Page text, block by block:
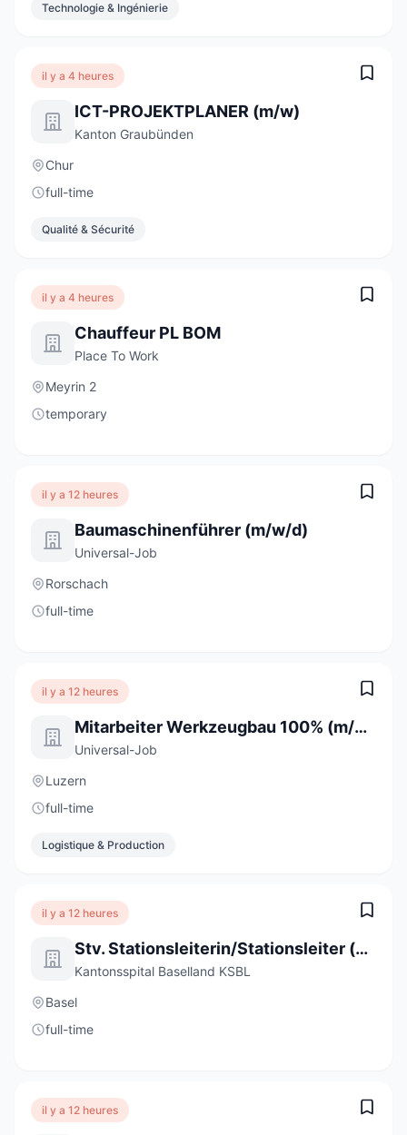
Technologie & Ingénierie
il y a 4 heures
ICT-PROJEKTPLANER (m/w)
Kanton Graubünden
Chur
full-time
Qualité & Sécurité
il y a 4 heures
Chauffeur PL BOM
Place To Work
Meyrin 2
temporary
il y a 12 heures
Baumaschinenführer (m/w/d)
Universal-Job
Rorschach
full-time
il y a 12 heures
Mitarbeiter Werkzeugbau 100% (m/w/d)
Universal-Job
Luzern
full-time
Logistique & Production
il y a 12 heures
Stv. Stationsleiterin/Stationsleiter (a) 80-100%
Kantonsspital Baselland KSBL
Basel
full-time
il y a 12 heures